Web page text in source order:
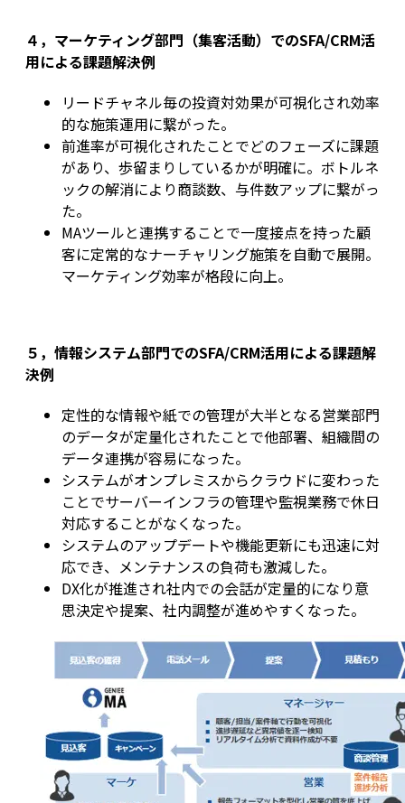
４，マーケティング部門（集客活動）でのSFA/CRM活
用による課題解決例
リードチャネル毎の投資対効果が可視化され効率
的な施策運用に繋がった。
前進率が可視化されたことでどのフェーズに課題
があり、歩留まりしているかが明確に。ボトルネ
ックの解消により商談数、与件数アップに繋がっ
た。
MAツールと連携することで一度接点を持った顧
客に定常的なナーチャリング施策を自動で展開。
マーケティング効率が格段に向上。
５，情報システム部門でのSFA/CRM活用による課題解
決例
定性的な情報や紙での管理が大半となる営業部門
のデータが定量化されたことで他部署、組織間の
データ連携が容易になった。
システムがオンプレミスからクラウドに変わった
ことでサーバーインフラの管理や監視業務で休日
対応することがなくなった。
システムのアップデートや機能更新にも迅速に対
応でき、メンテナンスの負荷も激減した。
DX化が推進され社内での会話が定量的になり意
思決定や提案、社内調整が進めやすくなった。